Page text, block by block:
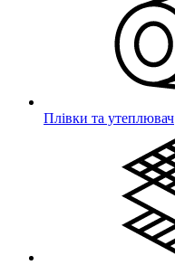
Плівки та утеплювач